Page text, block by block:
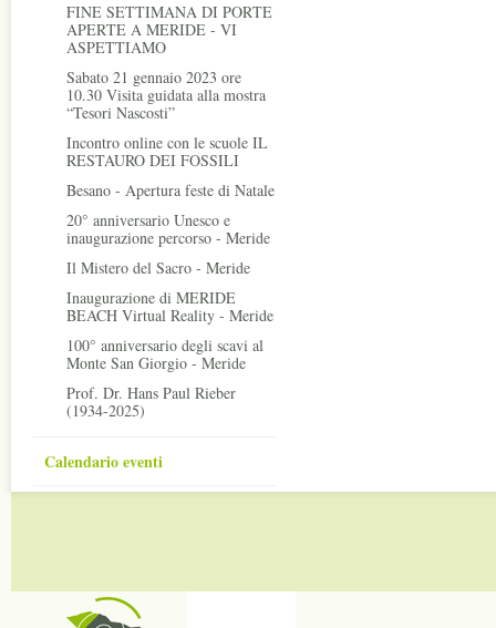
FINE SETTIMANA DI PORTE
APERTE A MERIDE - VI
ASPETTIAMO
Sabato 21 gennaio 2023 ore
10.30 Visita guidata alla mostra
“Tesori Nascosti”
Incontro online con le scuole IL
RESTAURO DEI FOSSILI
Besano - Apertura feste di Natale
20° anniversario Unesco e
inaugurazione percorso - Meride
Il Mistero del Sacro - Meride
Inaugurazione di MERIDE
BEACH Virtual Reality - Meride
100° anniversario degli scavi al
Monte San Giorgio - Meride
Prof. Dr. Hans Paul Rieber
(1934-2025)
Calendario eventi